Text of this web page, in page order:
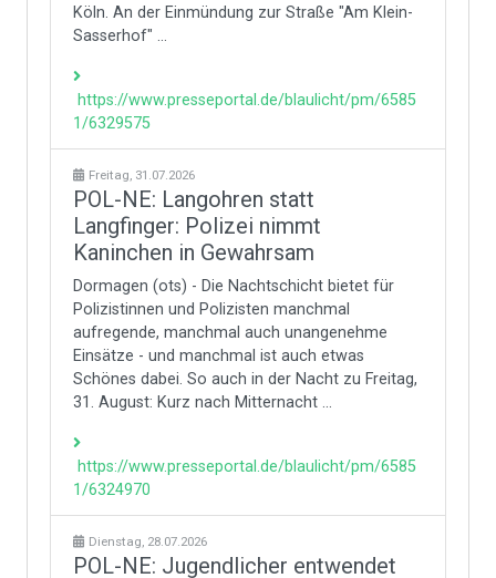
Köln. An der Einmündung zur Straße "Am Klein-
Sasserhof" ...
https://www.presseportal.de/blaulicht/pm/6585
1/6329575
Freitag, 31.07.2026
POL-NE: Langohren statt
Langfinger: Polizei nimmt
Kaninchen in Gewahrsam
Dormagen (ots) - Die Nachtschicht bietet für
Polizistinnen und Polizisten manchmal
aufregende, manchmal auch unangenehme
Einsätze - und manchmal ist auch etwas
Schönes dabei. So auch in der Nacht zu Freitag,
31. August: Kurz nach Mitternacht ...
https://www.presseportal.de/blaulicht/pm/6585
1/6324970
Dienstag, 28.07.2026
POL-NE: Jugendlicher entwendet